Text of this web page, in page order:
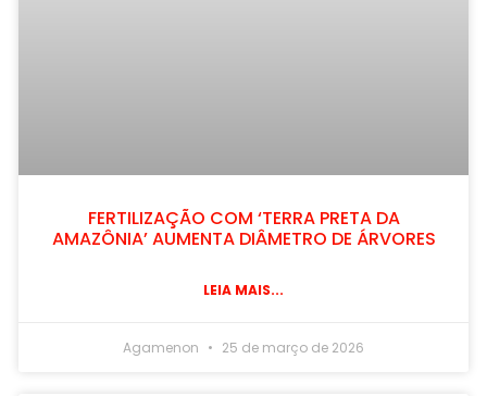
FERTILIZAÇÃO COM ‘TERRA PRETA DA
AMAZÔNIA’ AUMENTA DIÂMETRO DE ÁRVORES
LEIA MAIS...
Agamenon 25 de março de 2026